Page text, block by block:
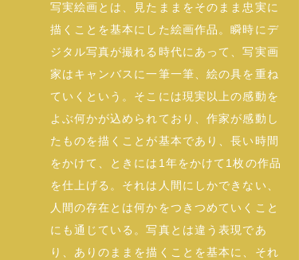
写実絵画とは、見たままをそのまま忠実に
描くことを基本にした絵画作品。瞬時にデ
ジタル写真が撮れる時代にあって、写実画
家はキャンバスに一筆一筆、絵の具を重ね
ていくという。そこには現実以上の感動を
よぶ何かが込められており、作家が感動し
たものを描くことが基本であり、長い時間
をかけて、ときには1年をかけて1枚の作品
を仕上げる。それは人間にしかできない、
人間の存在とは何かをつきつめていくこと
にも通じている。写真とは違う表現であ
り、ありのままを描くことを基本に、それ